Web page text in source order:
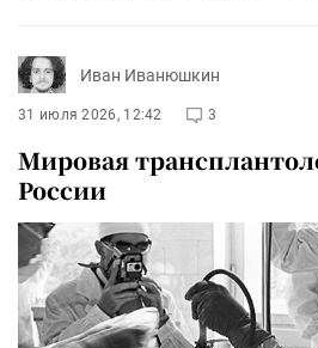
Иван Иванюшкин
31 июля 2026, 12:42 3
Мировая
России